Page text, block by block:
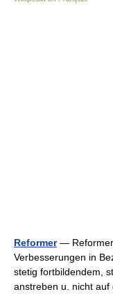
Reformer—
Verbesserungen in
stetig fortbildendem,
anstreben u. nicht